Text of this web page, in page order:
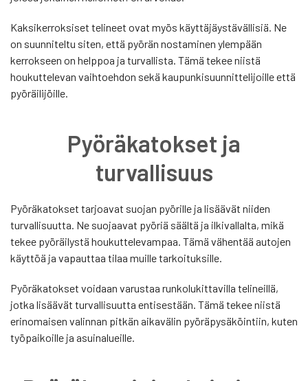
Kaksikerroksiset telineet ovat myös käyttäjäystävällisiä. Ne
on suunniteltu siten, että pyörän nostaminen ylempään
kerrokseen on helppoa ja turvallista. Tämä tekee niistä
houkuttelevan vaihtoehdon sekä kaupunkisuunnittelijoille että
pyöräilijöille.
Pyöräkatokset ja
turvallisuus
Pyöräkatokset tarjoavat suojan pyörille ja lisäävät niiden
turvallisuutta. Ne suojaavat pyöriä säältä ja ilkivallalta, mikä
tekee pyöräilystä houkuttelevampaa. Tämä vähentää autojen
käyttöä ja vapauttaa tilaa muille tarkoituksille.
Pyöräkatokset voidaan varustaa runkolukittavilla telineillä,
jotka lisäävät turvallisuutta entisestään. Tämä tekee niistä
erinomaisen valinnan pitkän aikavälin pyöräpysäköintiin, kuten
työpaikoille ja asuinalueille.